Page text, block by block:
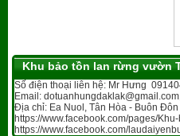
Khu bảo tồn lan rừng vườn
Số điện thoại liên hệ: Mr Hưng
Email:
Địa chỉ: Ea Nuol, Tân Hòa - Buôn Đôn
https://www.facebook.com/pages/
https://www.facebook.com/